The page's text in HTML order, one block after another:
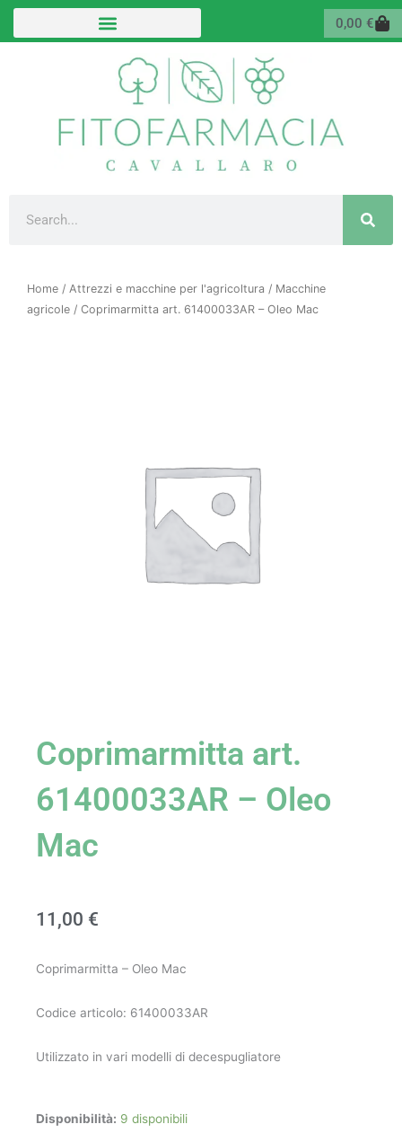
Vai
0,00 €
Home / Attrezzi e macchine per l'agricoltura / Macchine
agricole / Coprimarmitta art. 61400033AR – Oleo Mac
Coprimarmitta art.
61400033AR – Oleo
Mac
11,00 €
Coprimarmitta – Oleo Mac
Codice articolo: 61400033AR
Utilizzato in vari modelli di decespugliatore
Disponibilità: 9 disponibili
Coprimarmitta